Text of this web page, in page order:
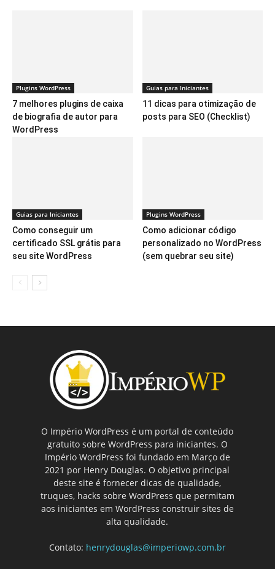
Plugins WordPress
7 melhores plugins de caixa
de biografia de autor para
WordPress
Guias para Iniciantes
11 dicas para otimização de
posts para SEO (Checklist)
Guias para Iniciantes
Como conseguir um
certificado SSL grátis para
seu site WordPress
Plugins WordPress
Como adicionar código
personalizado no WordPress
(sem quebrar seu site)
O Império WordPress é um portal de conteúdo
gratuito sobre WordPress para iniciantes. O
Império WordPress foi fundado em Março de
2021 por Henry Douglas. O objetivo principal
deste site é fornecer dicas de qualidade,
truques, hacks sobre WordPress que permitam
aos iniciantes em WordPress construir sites de
alta qualidade.
Contato: henrydouglas@imperiowp.com.br